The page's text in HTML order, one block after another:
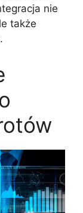
nie
także